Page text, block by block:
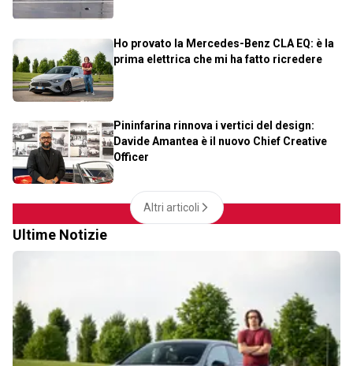
Ho provato la Mercedes-Benz CLA EQ: è la
prima elettrica che mi ha fatto ricredere
Pininfarina rinnova i vertici del design:
Davide Amantea è il nuovo Chief Creative
Officer
Altri articoli
Ultime Notizie